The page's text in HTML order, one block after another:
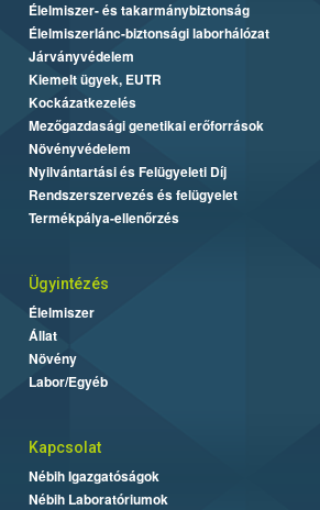
Élelmiszer- és takarmánybiztonság
Élelmiszerlánc-biztonsági laborhálózat
Járványvédelem
Kiemelt ügyek, EUTR
Kockázatkezelés
Mezőgazdasági genetikai erőforrások
Növényvédelem
Nyilvántartási és Felügyeleti Díj
Rendszerszervezés és felügyelet
Termékpálya-ellenőrzés
Ügyintézés
Élelmiszer
Állat
Növény
Labor/Egyéb
Kapcsolat
Nébih Igazgatóságok
Nébih Laboratóriumok